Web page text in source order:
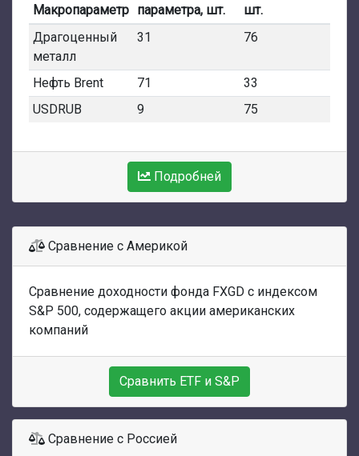
Макропараметр параметра, шт.
шт.
Драгоценный
металл
31 76
Нефть Brent 71
33
USDRUB
9 75
Подробней
Сравнение с Америкой
Сравнение доходности фонда FXGD с индексом
S&P 500, содержащего акции американских
компаний
Сравнить ETF и S&P
Сравнение с Россией